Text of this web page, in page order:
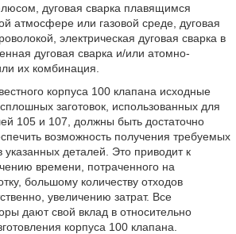
дуговая сварка плавящимся
атмосфере или газовой среде, дуговая
электрическая дуговая сварка в
дуговая сварка и/или атомно-
их комбинация.
корпуса 100 клапана исходные
заготовок, использованных для
105 и 107, должны быть достаточно
возможность получения требуемых
указанных деталей. Это приводит к
времени, потраченного на
большому количеству отходов
увеличению затрат. Все
дают свой вклад в относительно
корпуса 100 клапана.